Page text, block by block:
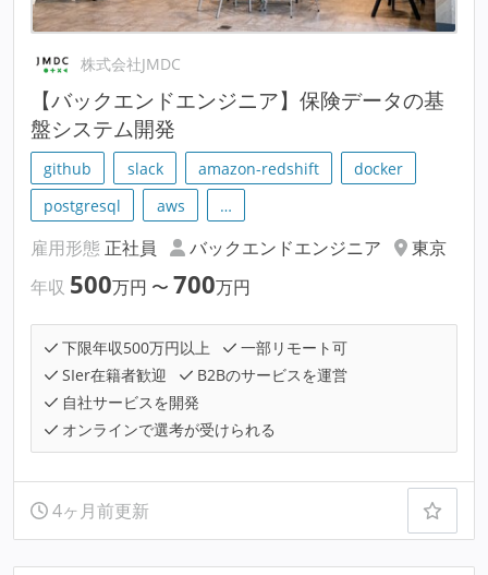
株式会社JMDC
【バックエンドエンジニア】保険データの基
盤システム開発
github slack amazon-redshift
docker
postgresql
aws …
雇用形態 正社員 バックエンドエンジニア
東京
年収 500万円 〜 700万円
下限年収500万円以上
一部リモート可
SIer在籍者歓迎
B2Bのサービスを運営
自社サービスを開発
オンラインで選考が受けられる
4ヶ月前更新